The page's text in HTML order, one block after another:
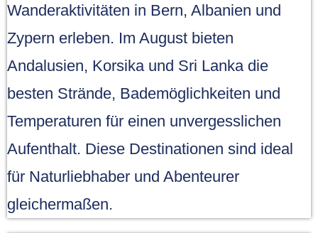
Wanderaktivitäten in Bern, Albanien und
Zypern erleben. Im August bieten
Andalusien, Korsika und Sri Lanka die
besten Strände, Bademöglichkeiten und
Temperaturen für einen unvergesslichen
Aufenthalt. Diese Destinationen sind ideal
für Naturliebhaber und Abenteurer
gleichermaßen.